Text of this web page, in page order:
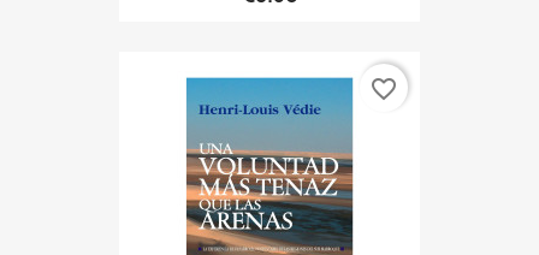
favorite_border